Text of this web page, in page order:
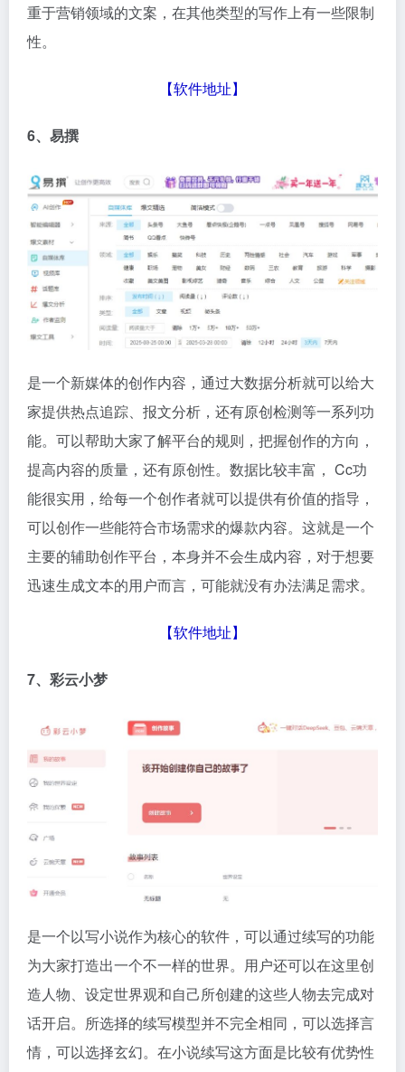
重于营销领域的文案，在其他类型的写作上有一些限制
性。
【软件地址】
6、易撰
是一个新媒体的创作内容，通过大数据分析就可以给大
家提供热点追踪、报文分析，还有原创检测等一系列功
能。可以帮助大家了解平台的规则，把握创作的方向，
提高内容的质量，还有原创性。数据比较丰富， Cc功
能很实用，给每一个创作者就可以提供有价值的指导，
可以创作一些能符合市场需求的爆款内容。这就是一个
主要的辅助创作平台，本身并不会生成内容，对于想要
迅速生成文本的用户而言，可能就没有办法满足需求。
【软件地址】
7、彩云小梦
是一个以写小说作为核心的软件，可以通过续写的功能
为大家打造出一个不一样的世界。用户还可以在这里创
造人物、设定世界观和自己所创建的这些人物去完成对
话开启。所选择的续写模型并不完全相同，可以选择言
情，可以选择玄幻。在小说续写这方面是比较有优势性